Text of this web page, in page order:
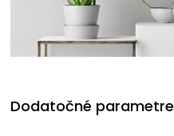
Dodatočné parametre